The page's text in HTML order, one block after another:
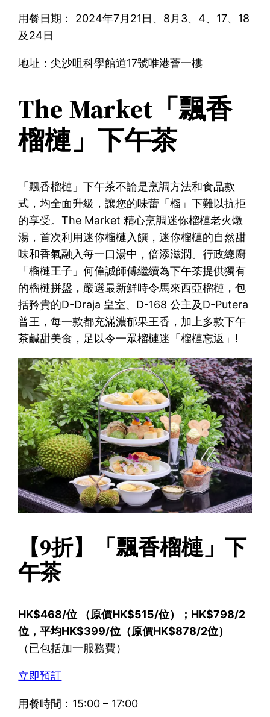
用餐日期： 2024年7月21日、8月3、4、17、18
及24日
地址：尖沙咀科學館道17號唯港薈一樓
The Market「飄香
榴槤」下午茶
「飄香榴槤」下午茶不論是烹調方法和食品款
式，均全面升級，讓您的味蕾「榴」下難以抗拒
的享受。The Market 精心烹調迷你榴槤老火燉
湯，首次利用迷你榴槤入饌，迷你榴槤的自然甜
味和香氣融入每一口湯中，倍添滋潤。行政總廚
「榴槤王子」何偉誠師傅繼續為下午茶提供獨有
的榴槤拼盤，嚴選最新鮮時令馬來西亞榴槤，包
括矜貴的D-Draja 皇室、D-168 公主及D-Putera
普王，每一款都充滿濃郁果王香，加上多款下午
茶鹹甜美食，足以令一眾榴槤迷「榴槤忘返」!
【9折】「飄香榴槤」下
午茶
HK$468/位 （原價HK$515/位）；HK$798/2
位，平均HK$399/位（原價HK$878/2位）
（已包括加一服務費）
立即預訂
用餐時間：15:00 – 17:00